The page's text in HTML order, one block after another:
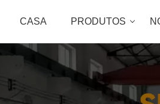
CASA PRODUTOS